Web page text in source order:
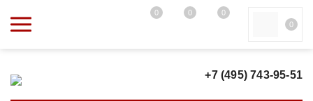
0 0
0
0
+7 (495) 743-95-51